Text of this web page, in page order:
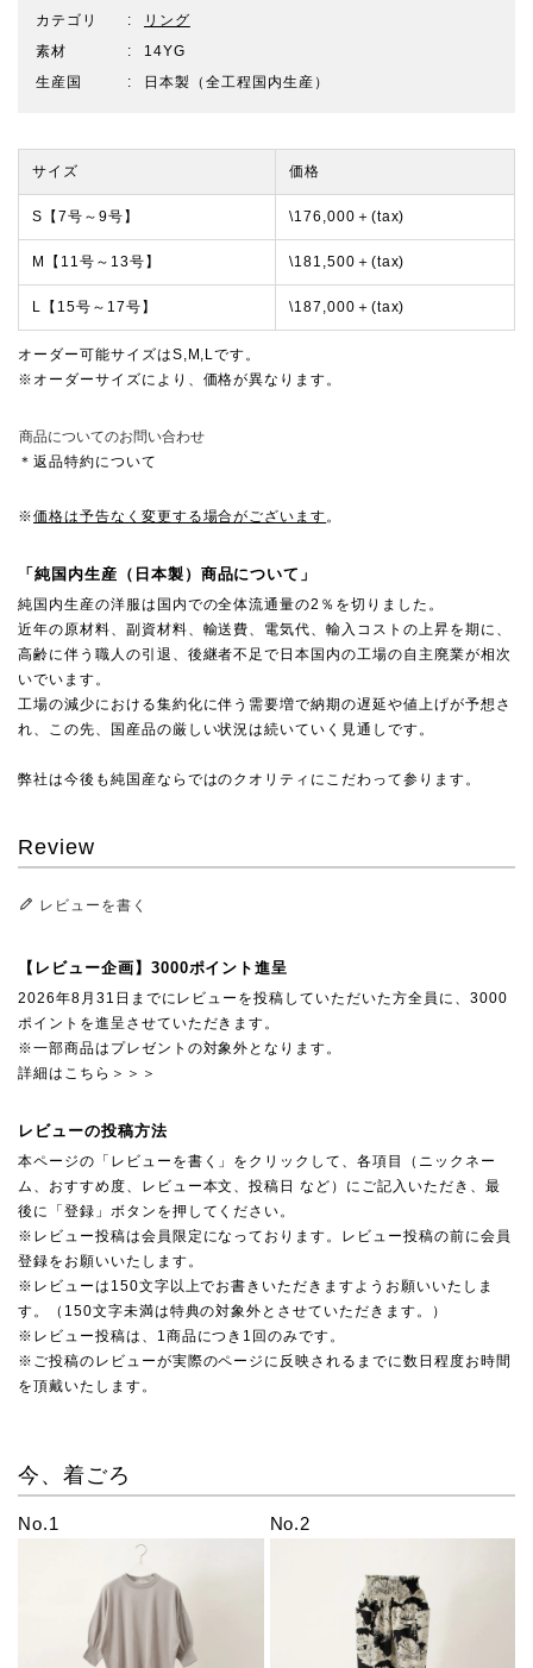
カテゴリ
リング
素材
14YG
生産国
日本製（全工程国内生産）
サイズ 価格
S【7号～9号】 \176,000＋(tax)
M【11号～13号】 \181,500＋(tax)
L【15号～17号】 \187,000＋(tax)
オーダー可能サイズはS,M,Lです。
※オーダーサイズにより、価格が異なります。
商品についてのお問い合わせ
＊返品特約について
※価格は予告なく変更する場合がございます。
「純国内生産（日本製）商品について」
純国内生産の洋服は国内での全体流通量の2％を切りました。
近年の原材料、副資材料、輸送費、電気代、輸入コストの上昇を期に、
高齢に伴う職人の引退、後継者不足で日本国内の工場の自主廃業が相次
いでいます。
工場の減少における集約化に伴う需要増で納期の遅延や値上げが予想さ
れ、この先、国産品の厳しい状況は続いていく見通しです。
弊社は今後も純国産ならではのクオリティにこだわって参ります。
Review
レビューを書く
【レビュー企画】3000ポイント進呈
2026年8月31日までにレビューを投稿していただいた方全員に、3000
ポイントを進呈させていただきます。
※一部商品はプレゼントの対象外となります。
詳細はこちら＞＞＞
レビューの投稿方法
本ページの「レビューを書く」をクリックして、各項目（ニックネー
ム、おすすめ度、レビュー本文、投稿日 など）にご記入いただき、最
後に「登録」ボタンを押してください。
※レビュー投稿は会員限定になっております。レビュー投稿の前に会員
登録をお願いいたします。
※レビューは150文字以上でお書きいただきますようお願いいたしま
す。（150文字未満は特典の対象外とさせていただきます。）
※レビュー投稿は、1商品につき1回のみです。
※ご投稿のレビューが実際のページに反映されるまでに数日程度お時間
を頂戴いたします。
今、着ごろ
No.1 No.2